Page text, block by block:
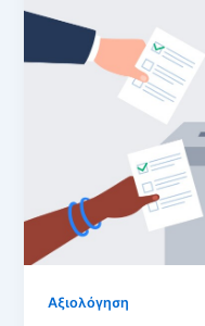
Αξιολόγηση